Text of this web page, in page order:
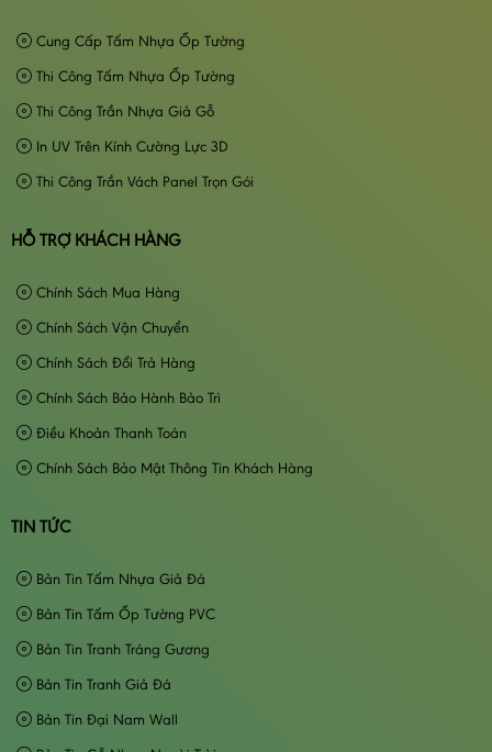
Cung Cấp Tấm Nhựa Ốp Tường
Thi Công Tấm Nhựa Ốp Tường
Thi Công Trần Nhựa Giả Gỗ
In UV Trên Kính Cường Lực 3D
Thi Công Trần Vách Panel Trọn Gói
HỖ TRỢ KHÁCH HÀNG
Chính Sách Mua Hàng
Chính Sách Vận Chuyển
Chính Sách Đổi Trả Hàng
Chính Sách Bảo Hành Bảo Trì
Điều Khoản Thanh Toán
Chính Sách Bảo Mật Thông Tin Khách Hàng
TIN TỨC
Bản Tin Tấm Nhựa Giả Đá
Bản Tin Tấm Ốp Tường PVC
Bản Tin Tranh Tráng Gương
Bản Tin Tranh Giả Đá
Bản Tin Đại Nam Wall